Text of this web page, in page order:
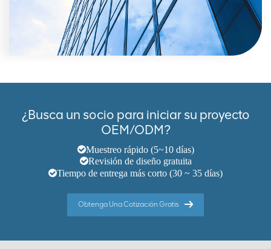
¿Busca un socio para iniciar su proyecto
OEM/ODM?
Muestreo rápido (5~10 días)
Revisión de diseño gratuita
Tiempo de entrega más corto (30 ~ 35 días)
Obtenga Una Cotización Gratis